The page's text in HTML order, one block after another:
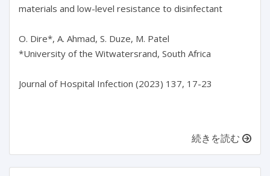
materials and low-level resistance to disinfectant
O. Dire*, A. Ahmad, S. Duze, M. Patel
*University of the Witwatersrand, South Africa
Journal of Hospital Infection (2023) 137, 17-23
続きを読む